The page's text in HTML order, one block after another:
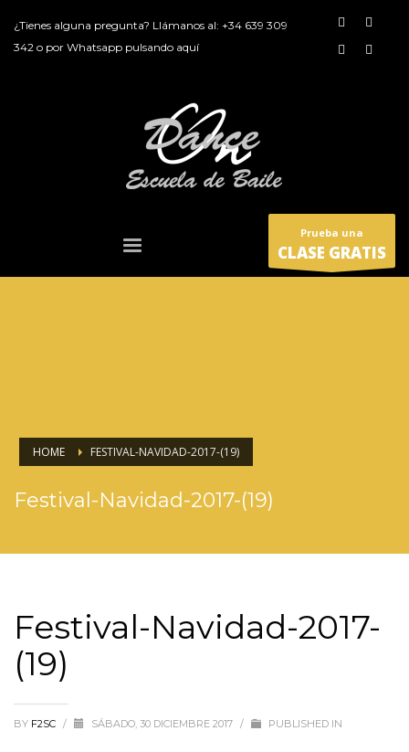
¿Tienes alguna pregunta? Llámanos al: +34 639 309
342 o por Whatsapp pulsando aquí
Prueba una
CLASE GRATIS
HOME FESTIVAL-NAVIDAD-2017-(19)
Festival-Navidad-2017-(19)
Festival-Navidad-2017-
(19)
BY F2SC / SÁBADO, 30 DICIEMBRE 2017 / PUBLISHED IN